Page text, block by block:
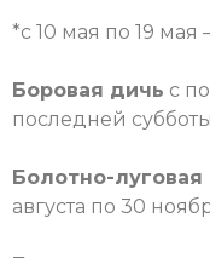
*с 10 мая по 19
Боровая дичь с
последней
Болотно-луговая
августа по 30